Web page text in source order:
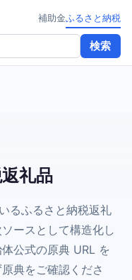
検索
補助金ふるさと納税
礼品
るふるさと納税返礼
ースとして構造化し
公式の原典 URL を
典をご確認くださ